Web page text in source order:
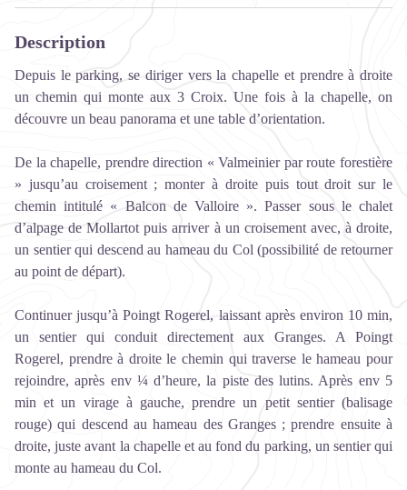
Description
Depuis le parking, se diriger vers la chapelle et prendre à droite
un chemin qui monte aux 3 Croix. Une fois à la chapelle, on
découvre un beau panorama et une table d’orientation.
De la chapelle, prendre direction « Valmeinier par route forestière
» jusqu’au croisement ; monter à droite puis tout droit sur le
chemin intitulé « Balcon de Valloire ». Passer sous le chalet
d’alpage de Mollartot puis arriver à un croisement avec, à droite,
un sentier qui descend au hameau du Col (possibilité de retourner
au point de départ).
Continuer jusqu’à Poingt Rogerel, laissant après environ 10 min,
un sentier qui conduit directement aux Granges. A Poingt
Rogerel, prendre à droite le chemin qui traverse le hameau pour
rejoindre, après env ¼ d’heure, la piste des lutins. Après env 5
min et un virage à gauche, prendre un petit sentier (balisage
rouge) qui descend au hameau des Granges ; prendre ensuite à
droite, juste avant la chapelle et au fond du parking, un sentier qui
monte au hameau du Col.